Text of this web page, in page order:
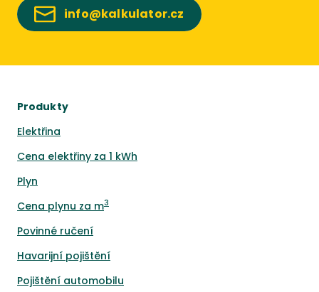
info@kalkulator.cz
Produkty
Elektřina
Cena elektřiny za 1 kWh
Plyn
Cena plynu za m3
Povinné ručení
Havarijní pojištění
Pojištění automobilu